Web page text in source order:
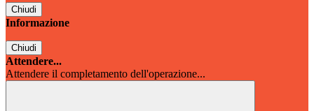
Chiudi
Informazione
Chiudi
Attendere...
Attendere il completamento dell'operazione...